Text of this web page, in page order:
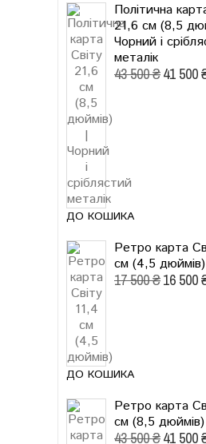
Політична
21,6 см (8,5
Чорний і
металік
43 500 ₴41 500
ДО КОШИКА
Ретро карта
см (4,5 дюймів)
17 500 ₴16 500
ДО КОШИКА
Ретро карта
см (8,5 дюймів)
43 500 ₴41 500